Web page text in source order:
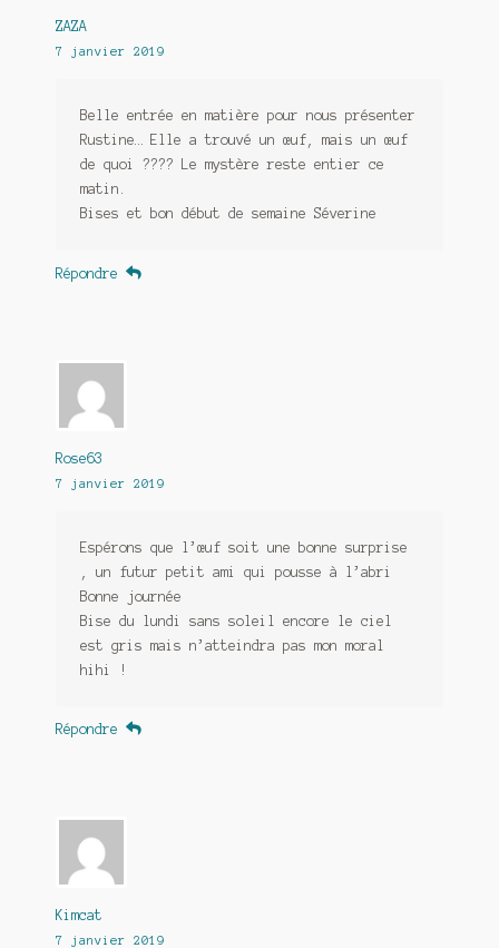
ZAZA
7 janvier 2019
Belle entrée en matière pour nous présenter
Rustine… Elle a trouvé un œuf, mais un œuf
de quoi ???? Le mystère reste entier ce
matin.
Bises et bon début de semaine Séverine
Répondre
Rose63
7 janvier 2019
Espérons que l’œuf soit une bonne surprise
, un futur petit ami qui pousse à l’abri
Bonne journée
Bise du lundi sans soleil encore le ciel
est gris mais n’atteindra pas mon moral
hihi !
Répondre
Kimcat
7 janvier 2019